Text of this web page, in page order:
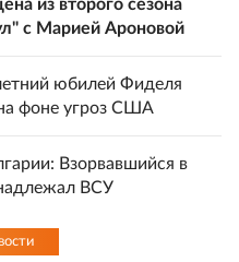
из второго сезона
с Марией Ароновой
юбилей Фиделя
фоне угроз США
Взорвавшийся в
ВСУ